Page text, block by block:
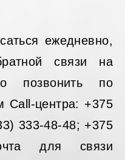
ежедневно,
связи на
позвонить по
Call-центра: +375
333-48-48; +375
для связи